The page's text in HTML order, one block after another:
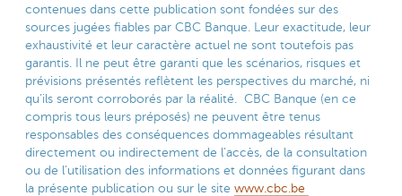
contenues dans cette publication sont fondées sur des
sources jugées fiables par CBC Banque. Leur exactitude, leur
exhaustivité et leur caractère actuel ne sont toutefois pas
garantis. Il ne peut être garanti que les scénarios, risques et
prévisions présentés reflètent les perspectives du marché, ni
qu’ils seront corroborés par la réalité. CBC Banque (en ce
compris tous leurs préposés) ne peuvent être tenus
responsables des conséquences dommageables résultant
directement ou indirectement de l’accès, de la consultation
ou de l’utilisation des informations et données figurant dans
la présente publication ou sur le site www.cbc.be